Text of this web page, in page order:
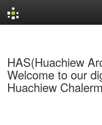
HAS(Huachiew
Welcome to our
Huachiew